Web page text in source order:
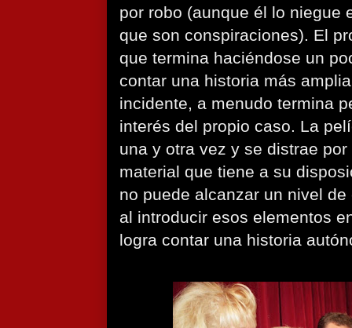
por robo (aunque él lo niegue
que son conspiraciones). El
que termina haciéndose un
contar una historia más
incidente, a menudo termina
interés del propio caso. La
una y otra vez y se distrae
material que tiene a su
no puede alcanzar un nivel
al introducir esos elementos
logra contar una historia